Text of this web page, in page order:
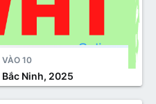
VÀO 10
Bắc Ninh, 2025